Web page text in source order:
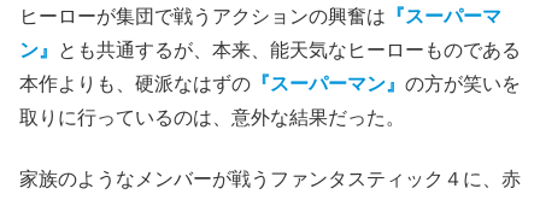
ヒーローが集団で戦うアクションの興奮は 『スーパーマ
ン』
とも共通するが、本来、能天気なヒーローものである
本作よりも、硬派なはずの 『スーパーマン』 の方が笑いを
取りに行っているのは、意外な結果だった。
家族のようなメンバーが戦うファンタスティック４に、赤